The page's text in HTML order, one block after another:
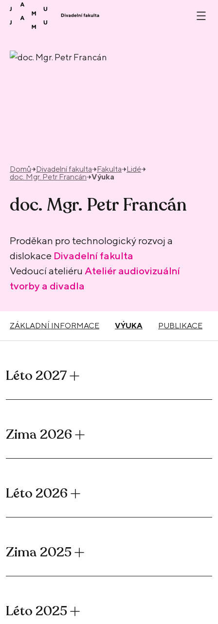
Přeskočit na obsah
Domů Divadelní fakulta Fakulta
Lidé
doc. Mgr. Petr Francán Výuka
doc. Mgr. Petr Francán
Proděkan pro technologický rozvoj a
dislokace Divadelní fakulta
Vedoucí ateliéru Ateliér audiovizuální
tvorby a divadla
ZÁKLADNÍ INFORMACE VÝUKA PUBLIKACE
Léto 2027
Zima 2026
Léto 2026
Zima 2025
Léto 2025